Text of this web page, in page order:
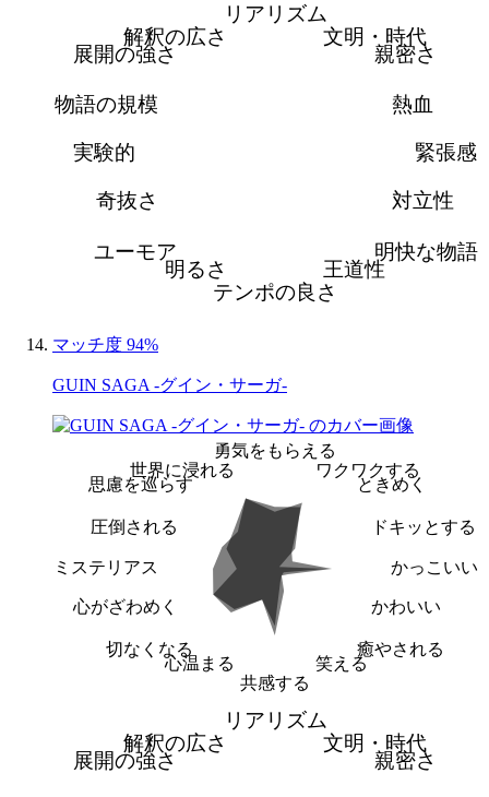
リアリズム
文明・時代
親密さ
熱血
緊張感
対立性
明快な物語
王道性
テンポの良さ
明るさ
ユーモア
奇抜さ
実験的
物語の規模
展開の強さ
解釈の広さ
マッチ度 94%
GUIN SAGA -グイン・サーガ-
勇気をもらえる
ワクワクする
ときめく
ドキッとする
かっこいい
かわいい
癒やされる
笑える
共感する
心温まる
切なくなる
心がざわめく
ミステリアス
圧倒される
思慮を巡らす
世界に浸れる
リアリズム
文明・時代
親密さ
展開の強さ
解釈の広さ